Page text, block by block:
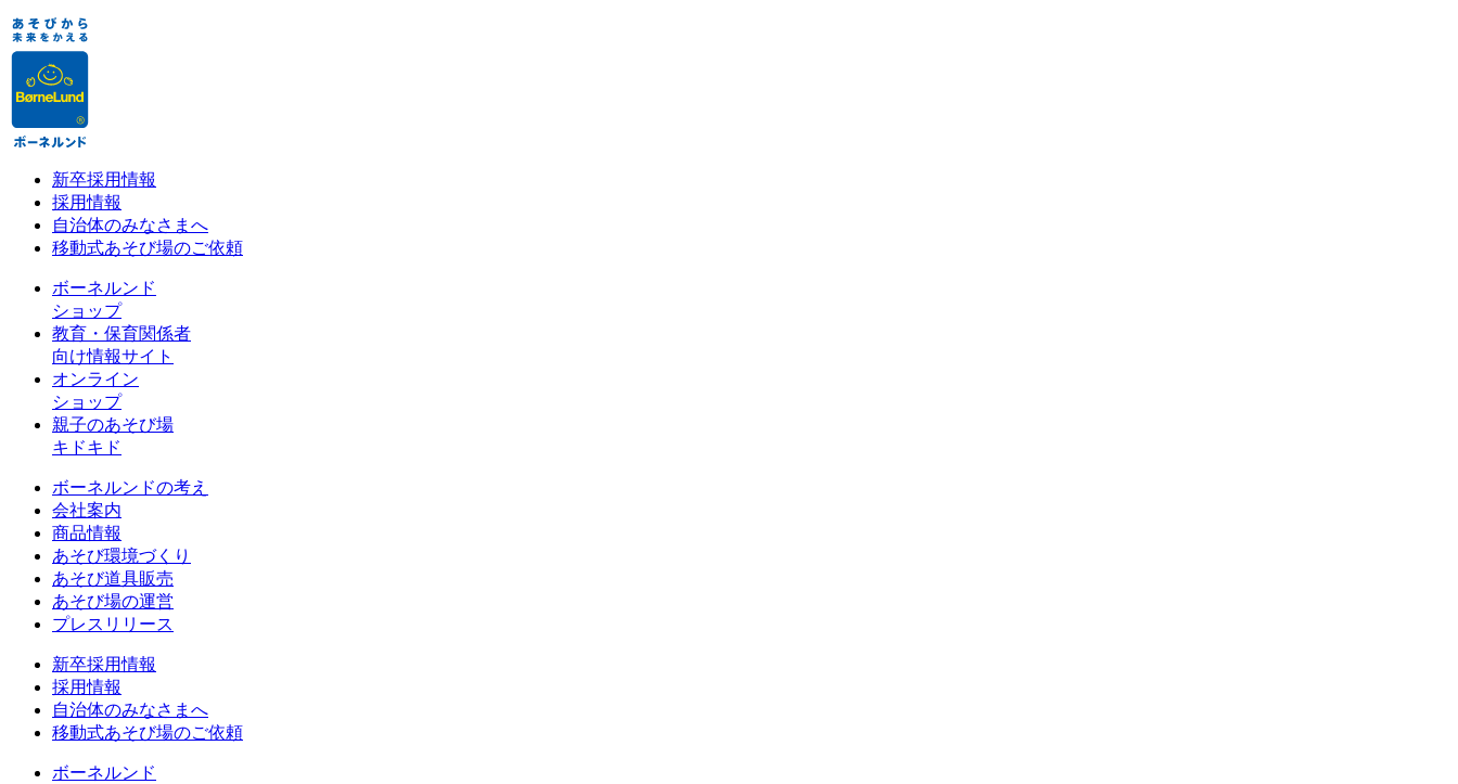
新卒採用情報
採用情報
自治体のみなさまへ
移動式あそび場のご依頼
ボーネルンド
ショップ
教育・保育関係者
向け情報サイト
オンライン
ショップ
親子のあそび場
キドキド
ボーネルンドの考え
会社案内
商品情報
あそび環境づくり
あそび道具販売
あそび場の運営
プレスリリース
新卒採用情報
採用情報
自治体のみなさまへ
移動式あそび場のご依頼
ボーネルンド